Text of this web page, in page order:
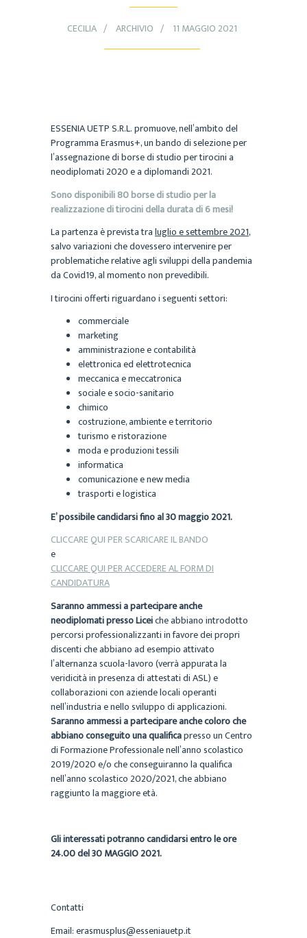
CECILIA ARCHIVIO 11 MAGGIO 2021
ESSENIA UETP S.R.L. promuove, nell’ambito del
Programma Erasmus+, un bando di selezione per
l’assegnazione di borse di studio per tirocini a
neodiplomati 2020 e a diplomandi 2021.
Sono disponibili 80 borse di studio per la
realizzazione di tirocini della durata di 6 mesi!
La partenza è prevista traluglio e settembre 2021,
salvo variazioni che dovessero intervenire per
problematiche relative agli sviluppi della pandemia
da Covid19, al momento non prevedibili.
I tirocini offerti riguardano i seguenti settori:
commerciale
marketing
amministrazione e contabilità
elettronica ed elettrotecnica
meccanica e meccatronica
sociale e socio-sanitario
chimico
costruzione, ambiente e territorio
turismo e ristorazione
moda e produzioni tessili
informatica
comunicazione e new media
trasporti e logistica
E’ possibile candidarsi fino al 30 maggio 2021.
CLICCARE QUI PER SCARICARE IL BANDO
e
CLICCARE QUI PER ACCEDERE AL FORM DI
CANDIDATURA
Saranno ammessi a partecipare anche
neodiplomati presso Liceiche abbiano introdotto
percorsi professionalizzanti in favore dei propri
discenti che abbiano ad esempio attivato
l’alternanza scuola-lavoro (verrà appurata la
veridicità in presenza di attestati di ASL) e
collaborazioni con aziende locali operanti
nell’industria e nello sviluppo di applicazioni.
Saranno ammessi a partecipare anche coloro che
abbiano conseguito una qualificapresso un Centro
di Formazione Professionale nell’anno scolastico
2019/2020 e/o che conseguiranno la qualifica
nell’anno scolastico 2020/2021, che abbiano
raggiunto la maggiore età.
Gli interessati potranno candidarsi entro le ore
24.00 del 30 MAGGIO 2021.
Contatti
Email: erasmusplus@esseniauetp.it